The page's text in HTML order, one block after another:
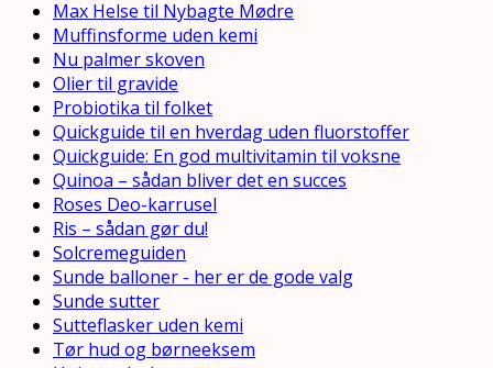
Max Helse til Nybagte Mødre
Muffinsforme uden kemi
Nu palmer skoven
Olier til gravide
Probiotika til folket
Quickguide til en hverdag uden fluorstoffer
Quickguide: En god multivitamin til voksne
Quinoa – sådan bliver det en succes
Roses Deo-karrusel
Ris – sådan gør du!
Solcremeguiden
Sunde balloner - her er de gode valg
Sunde sutter
Sutteflasker uden kemi
Tør hud og børneeksem